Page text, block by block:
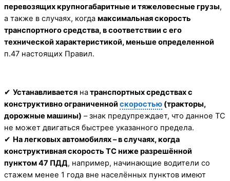
перевозящих крупногабаритные и тяжеловесные грузы,
а также в случаях, когда максимальная скорость
транспортного средства, в соответствии с его
технической характеристикой, меньше определенной
п.47 настоящих Правил.
✔ Устанавливается натранспортных средствах с
конструктивно ограниченной скоростью (тракторы,
дорожные машины) – знак предупреждает, что данное ТС
не может двигаться быстрее указанного предела.
✔ На легковых автомобилях – в случаях, когда
конструктивная скорость ТС ниже разрешённой
пунктом 47 ПДД, например, начинающие водители со
стажем менее 1 года вне населённых пунктов имеют